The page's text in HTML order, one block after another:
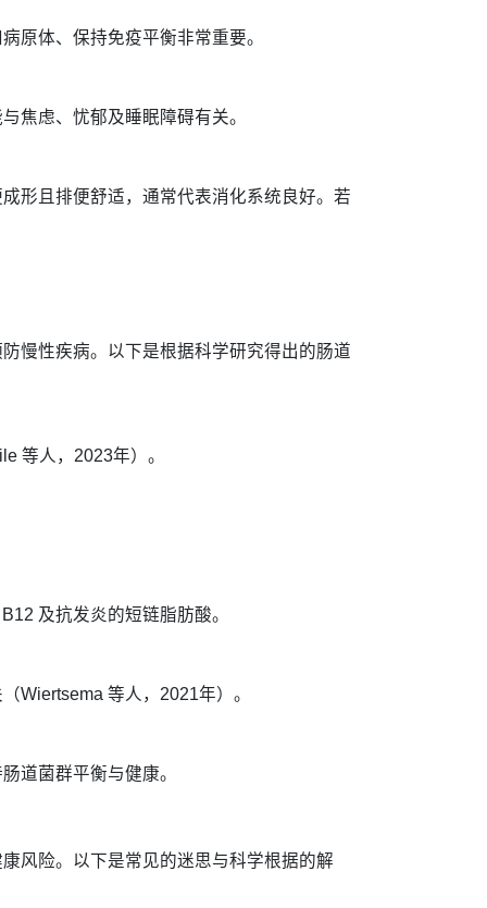
原体、保持免疫平衡非常重要。
焦虑、忧郁及睡眠障碍有关。
形且排便舒适，通常代表消化系统良好。若
慢性疾病。以下是根据科学研究得出的肠道
等人，2023年）。
及抗发炎的短链脂肪酸。
Wiertsema 等人，2021年）。
道菌群平衡与健康。
风险。以下是常见的迷思与科学根据的解